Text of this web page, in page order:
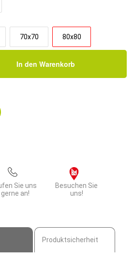
70x70 80x80
In den Warenkorb
Sie uns
gerne an!
Besuchen Sie
uns!
Produktsicherheit